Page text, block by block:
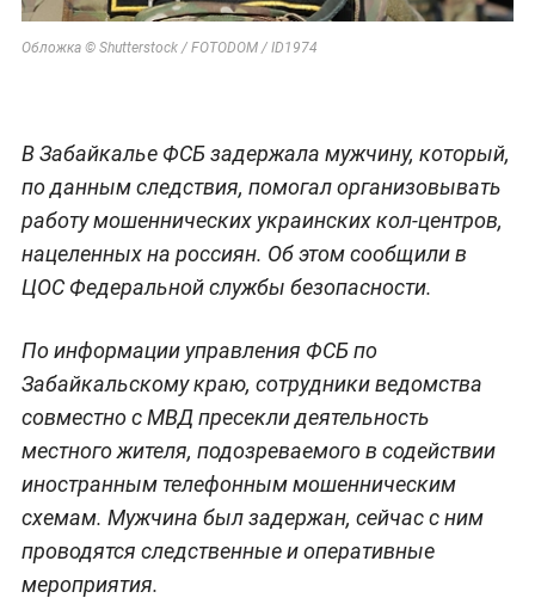
Обложка © Shutterstock / FOTODOM / ID1974
В Забайкалье ФСБ задержала мужчину, который,
по данным следствия, помогал организовывать
работу мошеннических украинских кол-центров,
нацеленных на россиян. Об этом сообщили в
ЦОС Федеральной службы безопасности.
По информации управления ФСБ по
Забайкальскому краю, сотрудники ведомства
совместно с МВД пресекли деятельность
местного жителя, подозреваемого в содействии
иностранным телефонным мошенническим
схемам. Мужчина был задержан, сейчас с ним
проводятся следственные и оперативные
мероприятия.